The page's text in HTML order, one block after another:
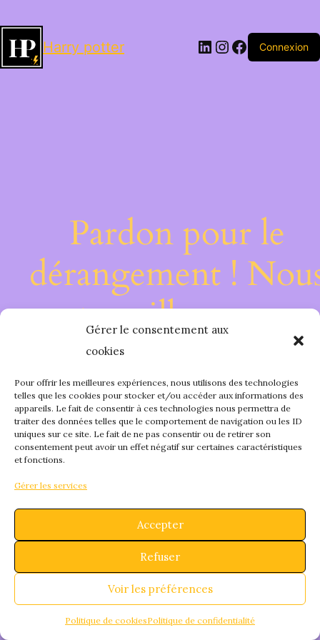
Gérer le consentement aux
cookies
Pour offrir les meilleures expériences, nous utilisons des technologies
telles que les cookies pour stocker et/ou accéder aux informations des
appareils. Le fait de consentir à ces technologies nous permettra de
traiter des données telles que le comportement de navigation ou les ID
uniques sur ce site. Le fait de ne pas consentir ou de retirer son
consentement peut avoir un effet négatif sur certaines caractéristiques
et fonctions.
Gérer les services
Accepter
Refuser
Voir les préférences
Politique de cookiesPolitique de confidentialité
Harry potter LinkedIn
Instagram
Facebook
Connexion
Pardon pour le
dérangement !
travaillons sur
quelque chose de
fantastique –
bientôt !